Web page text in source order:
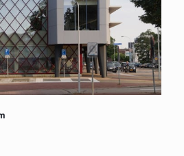
Doetinchem